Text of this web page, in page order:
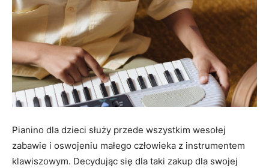
Pianino dla dzieci służy przede wszystkim wesołej
zabawie i oswojeniu małego człowieka z instrumentem
klawiszowym. Decydując się dla taki zakup dla swojej